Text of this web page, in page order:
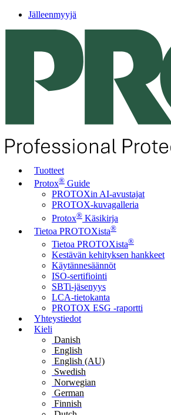
Jälleenmyyjä
Tuotteet
Protox® Guide
PROTOXin AI-avustajat
PROTOX-kuvagalleria
Protox® Käsikirja
Tietoa PROTOXista®
Tietoa PROTOXista®
Kestävän kehityksen hankkeet
Käytännesäännöt
ISO-sertifiointi
SBTi-jäsenyys
LCA-tietokanta
PROTOX ESG -raportti
Yhteystiedot
Kieli
Danish
English
English (AU)
Swedish
Norwegian
German
Finnish